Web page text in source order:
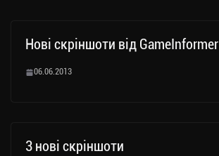
Нові скріншоти від GameInformer
06.06.2013
3 нові скріншоти